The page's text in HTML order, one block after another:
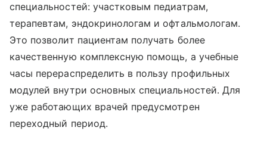
специальностей: участковым педиатрам,
терапевтам, эндокринологам и офтальмологам.
Это позволит пациентам получать более
качественную комплексную помощь, а учебные
часы перераспределить в пользу профильных
модулей внутри основных специальностей. Для
уже работающих врачей предусмотрен
переходный период.